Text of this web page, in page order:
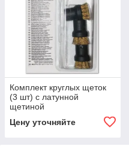
Комплект круглых щеток
(3 шт) с латунной
щетиной
Цену уточняйте